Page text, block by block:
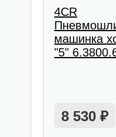
4CR
машинка
"5"
8 530₽